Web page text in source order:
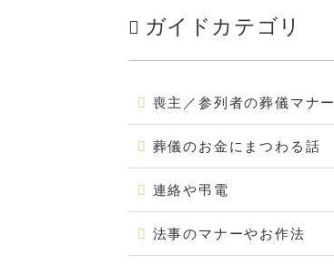
ガイドカテゴリ
喪主／参列者の葬儀マナー
葬儀のお金にまつわる話
連絡や弔電
法事のマナーやお作法